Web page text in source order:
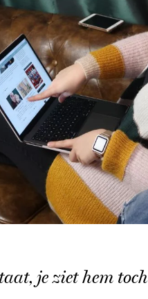
je ziet hem